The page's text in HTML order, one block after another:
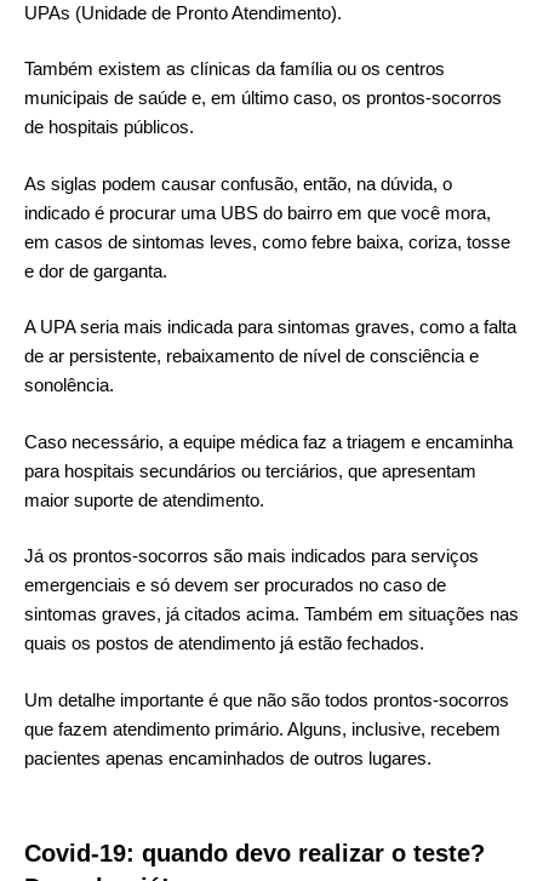
UPAs (Unidade de Pronto Atendimento).
Também existem as clínicas da família ou os centros
municipais de saúde e, em último caso, os prontos-socorros
de hospitais públicos.
As siglas podem causar confusão, então, na dúvida, o
indicado é procurar uma UBS do bairro em que você mora,
em casos de sintomas leves, como febre baixa, coriza, tosse
e dor de garganta.
A UPA seria mais indicada para sintomas graves, como a falta
de ar persistente, rebaixamento de nível de consciência e
sonolência.
Caso necessário, a equipe médica faz a triagem e encaminha
para hospitais secundários ou terciários, que apresentam
maior suporte de atendimento.
Já os prontos-socorros são mais indicados para serviços
emergenciais e só devem ser procurados no caso de
sintomas graves, já citados acima. Também em situações nas
quais os postos de atendimento já estão fechados.
Um detalhe importante é que não são todos prontos-socorros
que fazem atendimento primário. Alguns, inclusive, recebem
pacientes apenas encaminhados de outros lugares.
Covid-19: quando devo realizar o teste?